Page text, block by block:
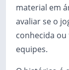
material em
avaliar se o
conhecida
equipes.